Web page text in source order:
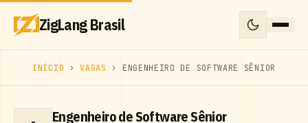
ZigLang Brasil
INÍCIO ›VAGAS › ENGENHEIRO DE SOFTWARE SÊNIOR
Engenheiro de Software Sênior